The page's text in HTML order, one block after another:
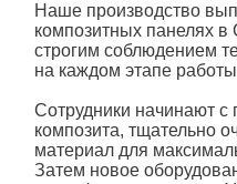
Наше производство
композитных панелях в
строгим соблюдением
на каждом этапе
Сотрудники начинают с
композита, тщательно
материал для
Затем новое